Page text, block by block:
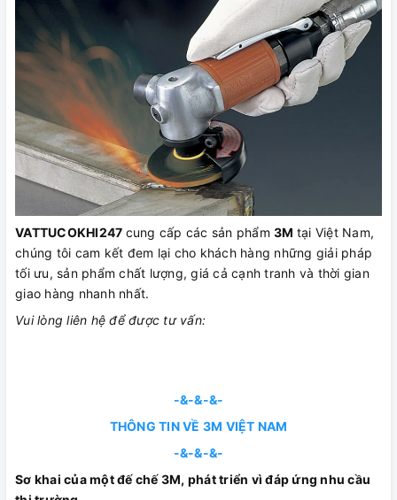
VATTUCOKHI247 cung cấp các sản phẩm 3M tại Việt Nam,
chúng tôi cam kết đem lại cho khách hàng những giải pháp
tối ưu, sản phẩm chất lượng, giá cả cạnh tranh và thời gian
giao hàng nhanh nhất.
Vui lòng liên hệ để được tư vấn:
-&-&-&-
THÔNG TIN VỀ 3M VIỆT NAM
-&-&-&-
Sơ khai của một đế chế 3M, phát triển vì đáp ứng nhu cầu